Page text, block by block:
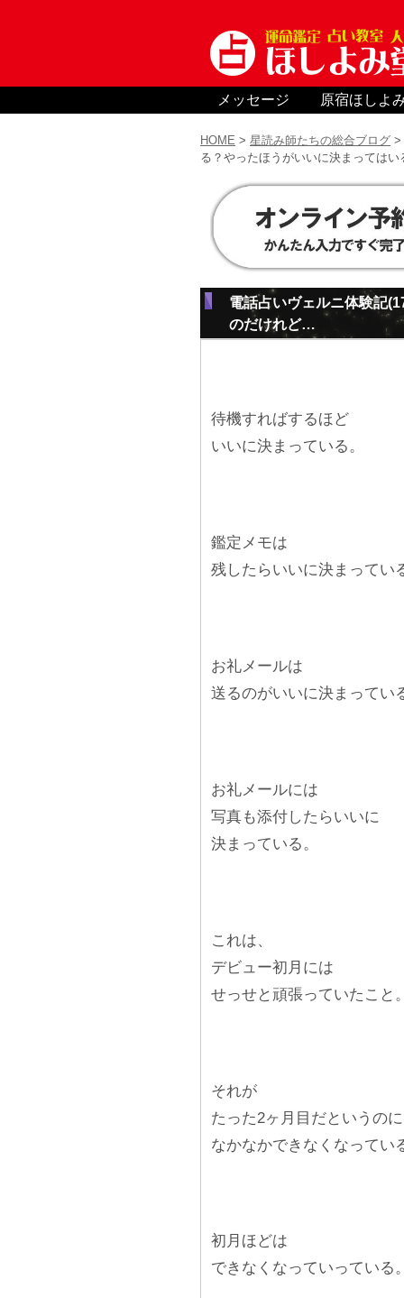
メッセージ 原宿ほしよ
HOME > 星読み師たちの総合ブログ >
る？やったほうがいいに決まっては
電話占いヴェルニ体験記
のだけれど…
待機すればするほど
いいに決まっている。
鑑定メモは
残したらいいに決まってい
お礼メールは
送るのがいいに決まってい
お礼メールには
写真も添付したらいいに
決まっている。
これは、
デビュー初月には
せっせと頑張っていたこと
それが
たった2ヶ月目だというのに
なかなかできなくなってい
初月ほどは
できなくなっていっている